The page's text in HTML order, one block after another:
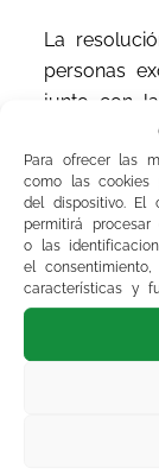
Para ofrecer las
como las cookies
del dispositivo. El
permitirá
o las
el
características y
La
personas
junto con
los
titulación
jubilación,
fijo en la
la
Las listas
día